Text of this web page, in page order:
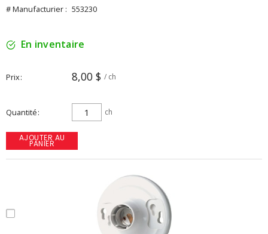
# Manufacturier : 553230
En inventaire
Prix 8,00 $ / ch
Quantité ch
AJOUTER AU
PANIER